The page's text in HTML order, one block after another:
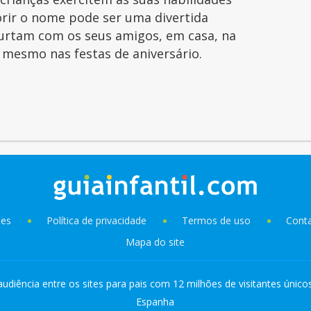
o nome pode ser uma divertida
com os seus amigos, em casa, na
nas festas de aniversário.
Política de privacidade Termos de uso
Mapa do site
entre os sites para pais com 12 milhões de visitantes
Espanha